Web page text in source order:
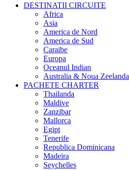
DESTINATII CIRCUITE
Africa
Asia
America de Nord
America de Sud
Caraibe
Europa
Oceanul Indian
Australia & Noua Zeelanda
PACHETE CHARTER
Thailanda
Maldive
Zanzibar
Mallorca
Egipt
Tenerife
Republica Dominicana
Madeira
Seychelles